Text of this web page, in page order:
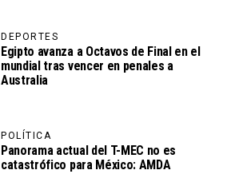
DEPORTES
Egipto avanza a Octavos de Final en el
mundial tras vencer en penales a
Australia
POLÍTICA
Panorama actual del T-MEC no es
catastrófico para México: AMDA